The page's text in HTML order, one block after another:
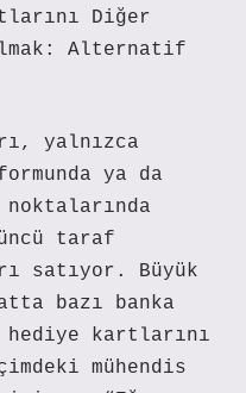
Diğer
Alternatif
yalnızca
ya da
noktalarında
taraf
satıyor. Büyük
bazı banka
kartlarını
mühendis